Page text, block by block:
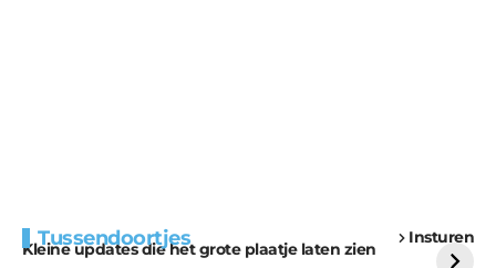
Tussendoortjes Insturen
Kleine updates die het grote plaatje laten zien
voor kabouters
uitdaging